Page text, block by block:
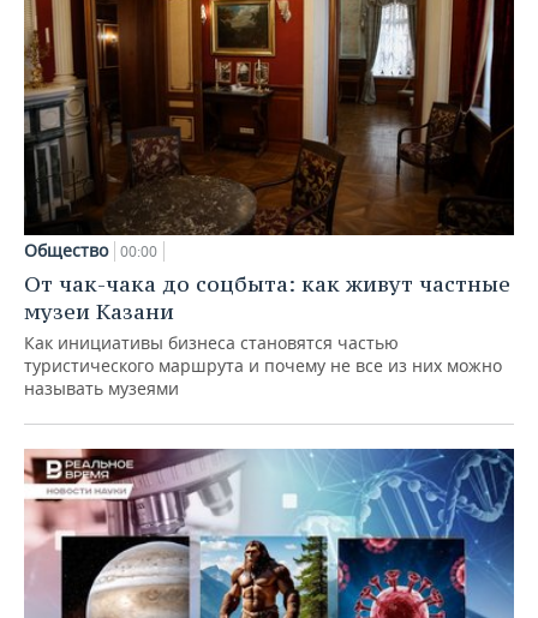
Общество 00:00
От чак-чака до соцбыта: как живут частные
музеи Казани
Как инициативы бизнеса становятся частью
туристического маршрута и почему не все из них можно
называть музеями